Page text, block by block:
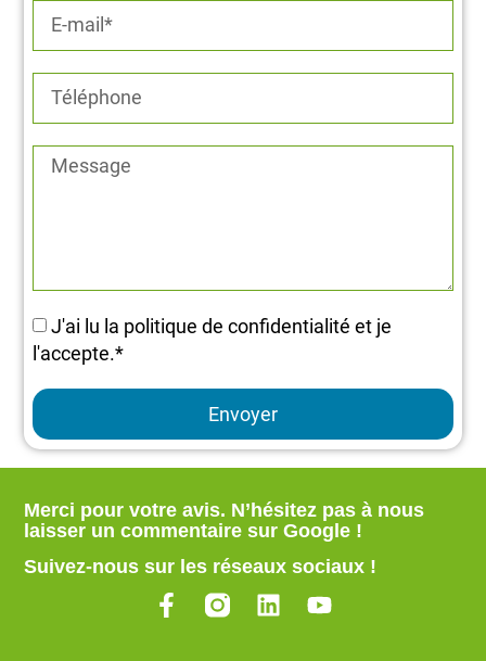
J'ai lu la politique de confidentialité et je
l'accepte.*
Envoyer
Merci pour votre avis. N’hésitez pas à nous
laisser un commentaire sur Google !
Suivez-nous sur les réseaux sociaux !